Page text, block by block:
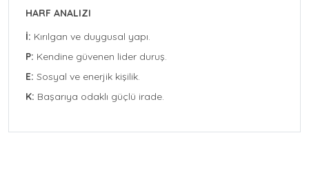
HARF ANALIZI
İ: Kırılgan ve duygusal yapı.
P: Kendine güvenen lider duruş.
E: Sosyal ve enerjik kişilik.
K: Başarıya odaklı güçlü irade.